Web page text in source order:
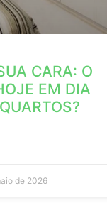
CARA: O
EM DIA
de 2026